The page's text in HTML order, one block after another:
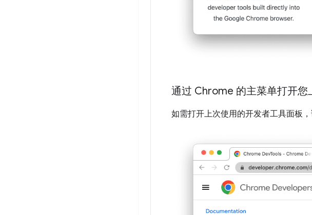
通过 Chrome 的主菜单打开您
如需打开上次使用的开发者工具面板